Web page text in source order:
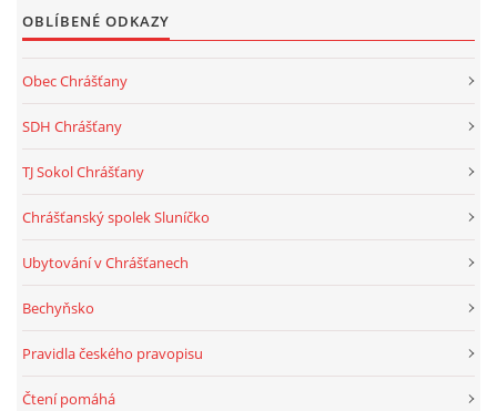
OBLÍBENÉ ODKAZY
Obec Chrášťany
SDH Chrášťany
TJ Sokol Chrášťany
Chrášťanský spolek Sluníčko
Ubytování v Chrášťanech
Bechyňsko
Pravidla českého pravopisu
Čtení pomáhá